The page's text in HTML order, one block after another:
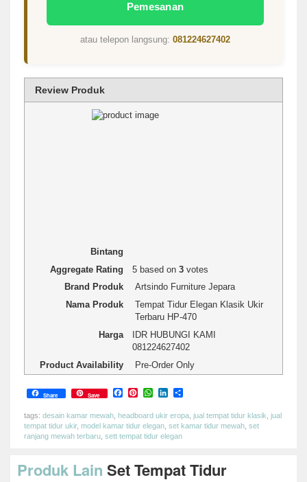
Pemesanan
atau telepon langsung: 081224627402
Review Produk
Bintang
Aggregate Rating
5based on 3votes
Brand Produk
Artsindo Furniture Jepara
Nama Produk
Tempat Tidur Elegan Klasik Ukir
Terbaru HP-470
Harga
IDRHUBUNGI KAMI
081224627402
Product Availability
Pre-Order Only
Share Save Facebook
Pinterest
WhatsApp
LinkedIn
tags: desain kamar mewah headboard ukir eropa jual tempat tidur klasik jual
tempat tidur ukir, model kamar tidur elegan set kamar tidur mewah set
ranjang mewah terbaru sett tempat tidur elegan
Produk Lain Set Tempat Tidur